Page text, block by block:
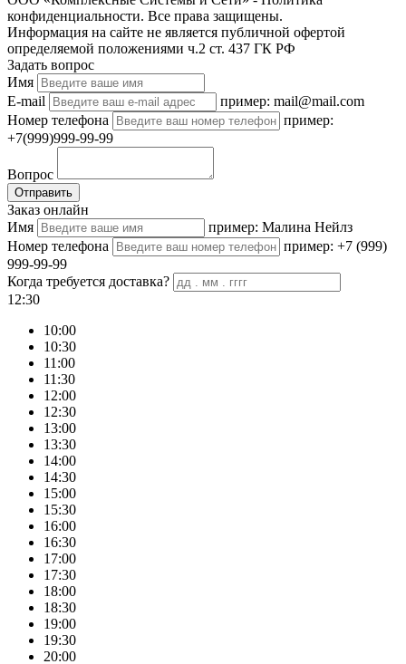
конфиденциальности. Все права защищены.
Информация на сайте не является публичной офертой
определяемой положениями ч.2 ст. 437 ГК РФ
Задать вопрос
Имя
E-mail
пример: mail@mail.com
Номер телефона
пример:
+7(999)999-99-99
Вопрос
Отправить
Заказ онлайн
Имя
пример: Малина Нейлз
Номер телефона
пример: +7 (999)
999-99-99
Когда требуется доставка?
12:30
10:00
10:30
11:00
11:30
12:00
12:30
13:00
13:30
14:00
14:30
15:00
15:30
16:00
16:30
17:00
17:30
18:00
18:30
19:00
19:30
20:00